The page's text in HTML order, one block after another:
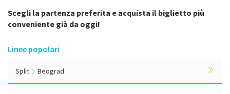
Scegli la partenza preferita e acquista il biglietto più
conveniente già da oggi!
Linee popolari
Split Beograd